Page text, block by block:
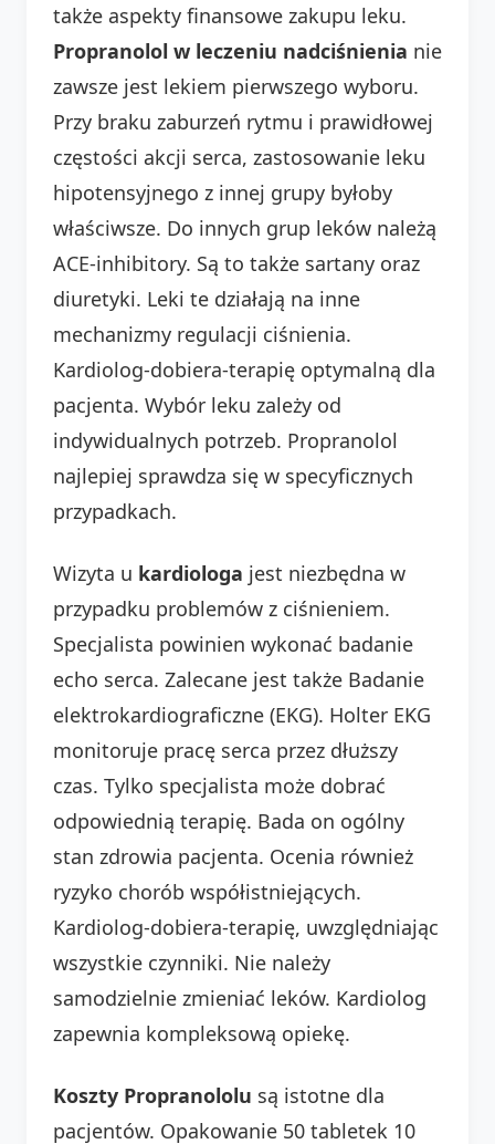
także aspekty finansowe zakupu leku.
Propranolol w leczeniu nadciśnienia nie
zawsze jest lekiem pierwszego wyboru.
Przy braku zaburzeń rytmu i prawidłowej
częstości akcji serca, zastosowanie leku
hipotensyjnego z innej grupy byłoby
właściwsze. Do innych grup leków należą
ACE-inhibitory. Są to także sartany oraz
diuretyki. Leki te działają na inne
mechanizmy regulacji ciśnienia.
Kardiolog-dobiera-terapię optymalną dla
pacjenta. Wybór leku zależy od
indywidualnych potrzeb. Propranolol
najlepiej sprawdza się w specyficznych
przypadkach.
Wizyta u kardiologa jest niezbędna w
przypadku problemów z ciśnieniem.
Specjalista powinien wykonać badanie
echo serca. Zalecane jest także Badanie
elektrokardiograficzne (EKG). Holter EKG
monitoruje pracę serca przez dłuższy
czas. Tylko specjalista może dobrać
odpowiednią terapię. Bada on ogólny
stan zdrowia pacjenta. Ocenia również
ryzyko chorób współistniejących.
Kardiolog-dobiera-terapię, uwzględniając
wszystkie czynniki. Nie należy
samodzielnie zmieniać leków. Kardiolog
zapewnia kompleksową opiekę.
Koszty Propranololu są istotne dla
pacjentów. Opakowanie 50 tabletek 10